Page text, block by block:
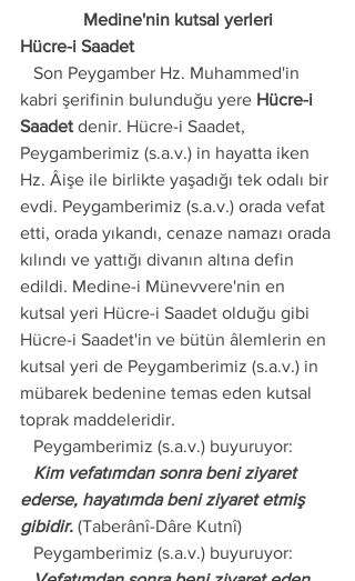
Medine'nin kutsal yerleri
Hücre-i Saadet
kabri şerifinin bulunduğu yere Hücre-i
Saadet denir. Hücre-i Saadet,
Peygamberimiz (s.a.v.) in hayatta iken
Hz. Âişe ile birlikte yaşadığı tek odalı bir
evdi. Peygamberimiz (s.a.v.) orada vefat
etti, orada yıkandı, cenaze namazı orada
kılındı ve yattığı divanın altına defin
edildi. Medine-i Münevvere'nin en
kutsal yeri Hücre-i Saadet olduğu gibi
Hücre-i Saadet'in ve bütün âlemlerin en
kutsal yeri de Peygamberimiz (s.a.v.) in
mübarek bedenine temas eden kutsal
toprak maddeleridir.
   Peygamberimiz (s.a.v.) buyuruyor:
ederse, hayatımda beni ziyaret etmiş
gibidir. (Taberânî-Dâre Kutnî)
   Peygamberimiz (s.a.v.) buyuruyor: